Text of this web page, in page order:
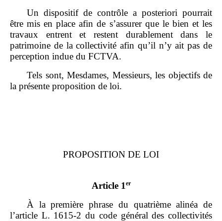
Un dispositif de contrôle a posteriori pourrait
être mis en place afin de s’assurer que le bien et les
travaux entrent et restent durablement dans le
patrimoine de la collectivité afin qu’il n’y ait pas de
perception indue du FCTVA.
Tels sont, Mesdames, Messieurs, les objectifs de
la présente proposition de loi.
PROPOSITION DE LOI
Article 1 er
À la première phrase du quatrième alinéa de
l’article L. 1615‑2 du code général des collectivités